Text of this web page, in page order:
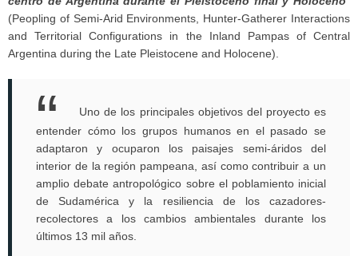
(Peopling of Semi-Arid Environments, Hunter-Gatherer Interactions
and Territorial Configurations in the Inland Pampas of Central
Argentina during the Late Pleistocene and Holocene).
Uno de los principales objetivos del proyecto es
entender cómo los grupos humanos en el pasado se
adaptaron y ocuparon los paisajes semi-áridos del
interior de la región pampeana, así como contribuir a un
amplio debate antropológico sobre el poblamiento inicial
de Sudamérica y la resiliencia de los cazadores-
recolectores a los cambios ambientales durante los
últimos 13 mil años.